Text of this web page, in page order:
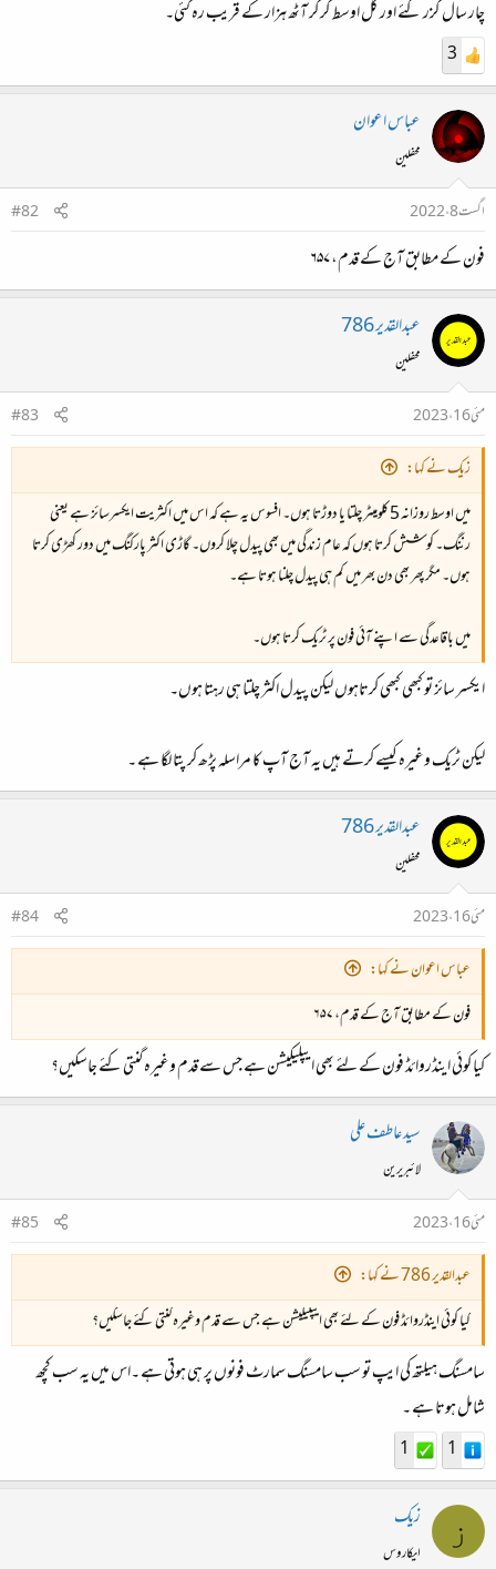
چار سال گزر گئے اور کل اوسط گر کر آٹھ ہزار کے قریب رہ گئی۔
3
عباس اعوان
محفلین
اگست 8، 2022
#82
فون کے مطابق آج کے قدم، ۶۵۷
عبدالقدیر 786
محفلین
مئی 16، 2023
#83
زیک نے کہا:
میں اوسط روزانہ 5 کلومیٹر چلتا یا دوڑتا ہوں۔ افسوس یہ ہے کہ اس میں اکثریت ایکسرسائز ہے یعنی
رننگ۔ کوشش کرتا ہوں کہ عام زندگی میں بھی پیدل چلا کروں۔ گاڑی اکثر پارکنگ میں دور کھڑی کرتا
ہوں۔ مگر پھر بھی دن بھر میں کم ہی پیدل چلنا ہوتا ہے۔
میں باقاعدگی سے اپنے آئی فون پر ٹریک کرتا ہوں۔
ایکسر سائز تو کبھی کبھی کرتاہوں لیکن پیدل اکثر چلتا ہی رہتا ہوں۔
لیکن ٹریک وغیرہ کیسے کرتے ہیں یہ آج آپ کا مراسلہ پڑھ کر پتا لگا ہے ۔
عبدالقدیر 786
محفلین
مئی 16، 2023
#84
عباس اعوان نے کہا:
فون کے مطابق آج کے قدم، ۶۵۷
کیا کوئی اینڈروائڈ فون کے لئے بھی ایپلیکیشن ہے جس سے قدم وغیرہ گنتی کئے جاسکیں؟
سید عاطف علی
لائبریرین
مئی 16، 2023
#85
عبدالقدیر 786 نے کہا:
کیا کوئی اینڈروائڈ فون کے لئے بھی ایپلیکیشن ہے جس سے قدم وغیرہ گنتی کئے جاسکیں؟
سامسنگ ہیلتھ کی ایپ تو سب سامسنگ سمارٹ فونوں پر ہی ہوتی ہے ۔اس میں یہ سب کچھ
شامل ہوتا ہے ۔
1
1
ز زیک
ایکاروس